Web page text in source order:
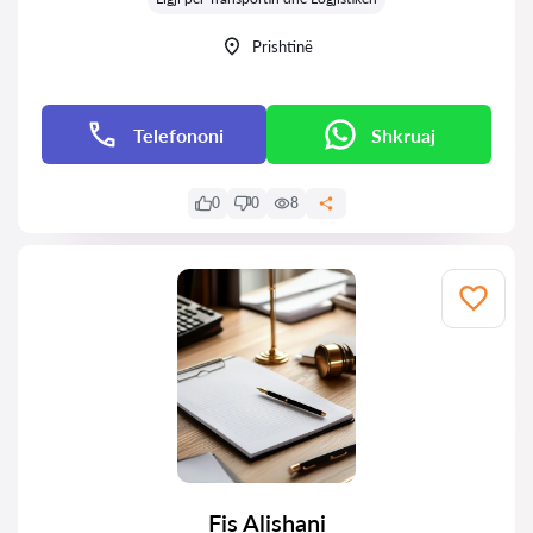
Prishtinë
Telefononi Shkruaj
0 0 8
Fis Alishani